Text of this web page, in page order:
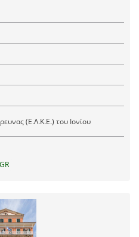
(Ε.Λ.Κ.Ε.) του Ιονίου